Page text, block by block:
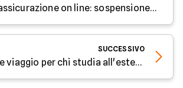
Gestire l’assicurazione on line: sospensione, cessione e annullamento
SUCCESSIVO
Assicurazione viaggio per chi studia all'estero